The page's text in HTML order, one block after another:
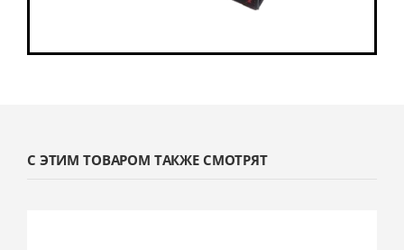
С ЭТИМ ТОВАРОМ ТАКЖЕ СМОТРЯТ